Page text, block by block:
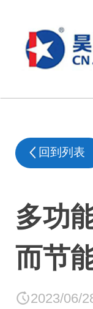
回到列表
多功
而节
2023/06/